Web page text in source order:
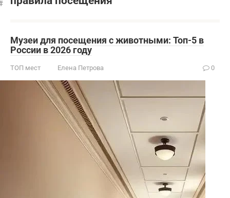
Музеи для посещения с животными: Топ-5 в
России в 2026 году
ТОП мест Елена Петрова 0